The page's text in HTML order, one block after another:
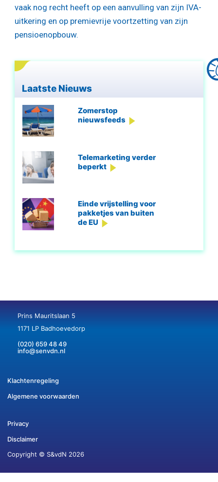
vaak nog recht heeft op een aanvulling van zijn IVA-
uitkering en op premievrije voortzetting van zijn
pensioenopbouw.
Laatste Nieuws
Zomerstop
nieuwsfeeds
Telemarketing verder
beperkt
Einde vrijstelling voor
pakketjes van buiten
de EU
Prins Mauritslaan 5
1171 LP Badhoevedorp
(020) 659 48 49
info@senvdn.nl
Klachtenregeling
Algemene voorwaarden
Privacy
Disclaimer
Copyright © S&vdN 2026